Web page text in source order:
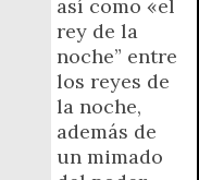
así como «el
rey de la
noche” entre
los reyes de
la noche,
además de
un mimado